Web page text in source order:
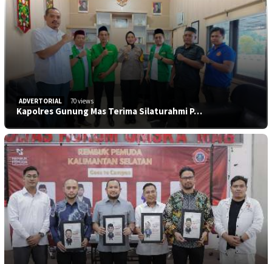
ADVERTORIAL 70 views
Kapolres Gunung Mas Terima Silaturahmi P…